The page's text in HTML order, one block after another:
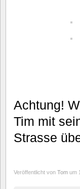
Achtung!
Tim mit
Strasse
Veröffentlicht von Tom um